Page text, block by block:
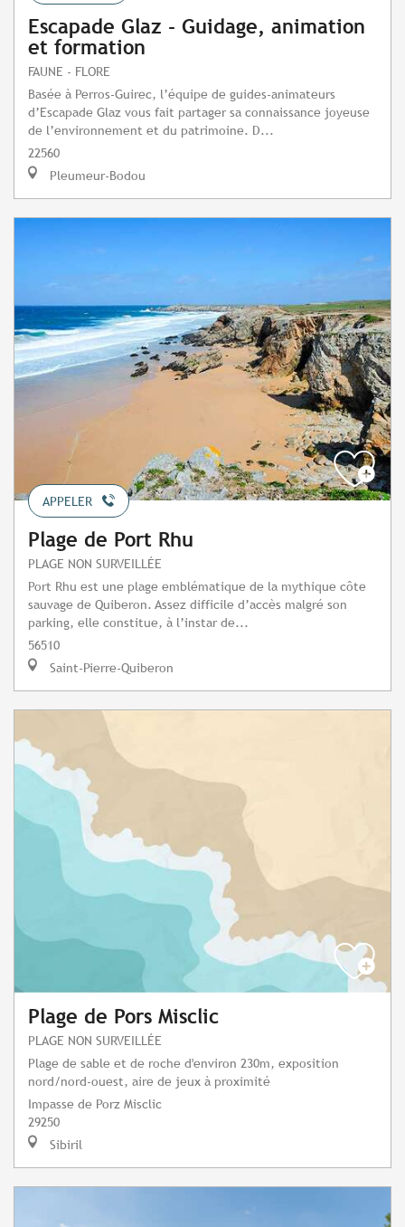
Escapade Glaz - Guidage, animation
et formation
FAUNE - FLORE
Basée à Perros-Guirec, l’équipe de guides-animateurs
d’Escapade Glaz vous fait partager sa connaissance joyeuse
de l’environnement et du patrimoine. D...
22560
Pleumeur-Bodou
APPELER
Plage de Port Rhu
PLAGE NON SURVEILLÉE
Port Rhu est une plage emblématique de la mythique côte
sauvage de Quiberon. Assez difficile d’accès malgré son
parking, elle constitue, à l’instar de...
56510
Saint-Pierre-Quiberon
Plage de Pors Misclic
PLAGE NON SURVEILLÉE
Plage de sable et de roche d'environ 230m, exposition
nord/nord-ouest, aire de jeux à proximité
Impasse de Porz Misclic
29250
Sibiril